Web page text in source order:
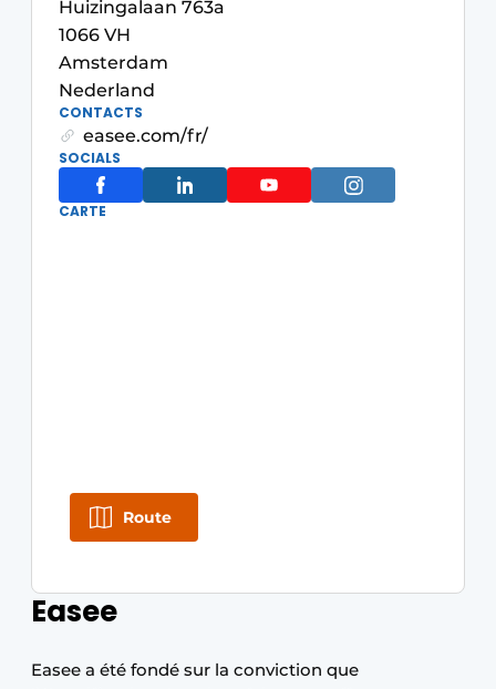
S’inscrire à l’événement
S’inscrire
Termes et conditions
Video’s
Easee
Easee a été fondé sur la conviction que
Huizingalaan 763a
1066 VH
Amsterdam
Nederland
CONTACTS
easee.com/fr/
SOCIALS
CARTE
Route